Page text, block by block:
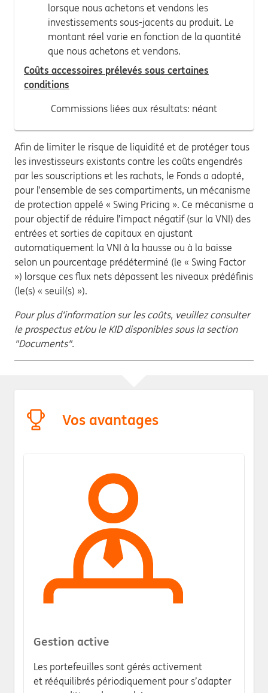
lorsque nous achetons et vendons les
investissements sous-jacents au produit. Le
montant réel varie en fonction de la quantité
que nous achetons et vendons.
Coûts accessoires prélevés sous certaines
conditions
Commissions liées aux résultats: néant
Afin de limiter le risque de liquidité et de protéger tous
les investisseurs existants contre les coûts engendrés
par les souscriptions et les rachats, le Fonds a adopté,
pour l’ensemble de ses compartiments, un mécanisme
de protection appelé « Swing Pricing ». Ce mécanisme a
pour objectif de réduire l’impact négatif (sur la VNI) des
entrées et sorties de capitaux en ajustant
automatiquement la VNI à la hausse ou à la baisse
selon un pourcentage prédéterminé (le « Swing Factor
») lorsque ces flux nets dépassent les niveaux prédéfinis
(le(s) « seuil(s) »).
Pour plus d'information sur les coûts, veuillez consulter
le prospectus et/ou le KID disponibles sous la section
"Documents".
Vos avantages
Gestion active
Les portefeuilles sont gérés activement
et rééquilibrés périodiquement pour s’adapter